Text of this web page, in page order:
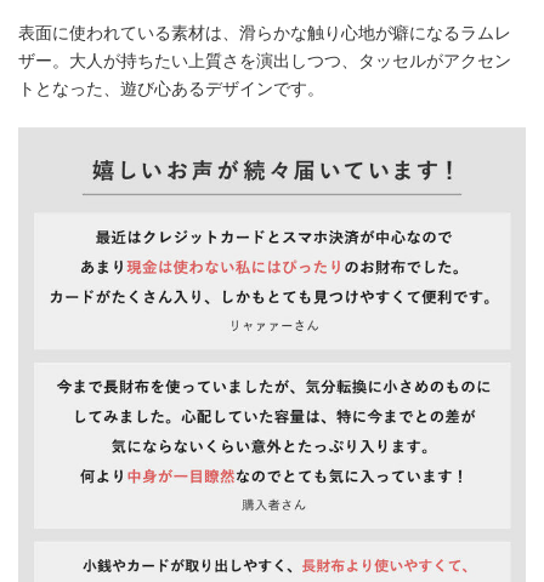
表面に使われている素材は、滑らかな触り心地が癖になるラムレ
ザー。大人が持ちたい上質さを演出しつつ、タッセルがアクセン
トとなった、遊び心あるデザインです。